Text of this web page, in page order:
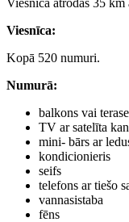
Viesnīca atrodas 35
Viesnīca:
Kopā 520 numuri.
Numurā:
balkons vai terase
TV ar satelīta
mini- bārs ar
kondicionieris
seifs
telefons ar tiešo
vannasistaba
fēns